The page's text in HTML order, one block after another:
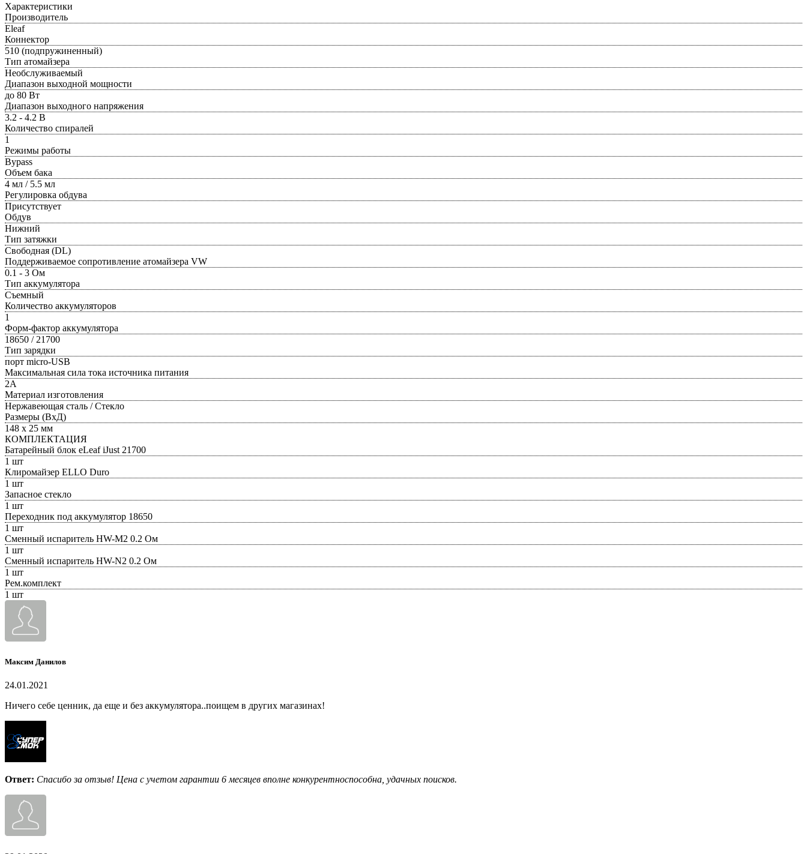
Характеристики
Производитель
Eleaf
Коннектор
510 (подпружиненный)
Тип атомайзера
Необслуживаемый
Диапазон выходной мощности
до 80 Вт
Диапазон выходного напряжения
3.2 - 4.2 В
Количество спиралей
1
Режимы работы
Bypass
Объем бака
4 мл / 5.5 мл
Регулировка обдува
Присутствует
Обдув
Нижний
Тип затяжки
Свободная (DL)
Поддерживаемое сопротивление атомайзера VW
0.1 - 3 Ом
Тип аккумулятора
Съемный
Количество аккумуляторов
1
Форм-фактор аккумулятора
18650 / 21700
Тип зарядки
порт micro-USB
Максимальная сила тока источника питания
2А
Материал изготовления
Нержавеющая сталь / Стекло
Размеры (ВxД)
148 х 25 мм
КОМПЛЕКТАЦИЯ
Батарейный блок eLeaf iJust 21700
1 шт
Клиромайзер ELLO Duro
1 шт
Запасное стекло
1 шт
Переходник под аккумулятор 18650
1 шт
Сменный испаритель HW-M2 0.2 Ом
1 шт
Сменный испаритель HW-N2 0.2 Ом
1 шт
Рем.комплект
1 шт
Максим Данилов
24.01.2021
Ничего себе ценник, да еще и без аккумулятора..поищем в других магазинах!
Ответ: Спасибо за отзыв! Цена с учетом гарантии 6 месяцев вполне конкурентноспособна, удачных поисков.